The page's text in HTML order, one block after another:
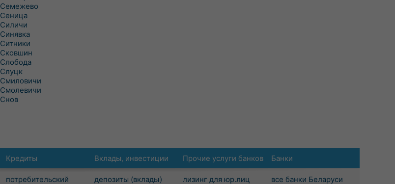
Семежево
Сеница
Силичи
Синявка
Ситники
Сковшин
Слобода
Слуцк
Смиловичи
Смолевичи
Снов
Кредиты
потребительский
Вклады, инвестиции
депозиты (вклады)
Прочие услуги банков
лизинг для юр.лиц
Банки
все банки Беларуси